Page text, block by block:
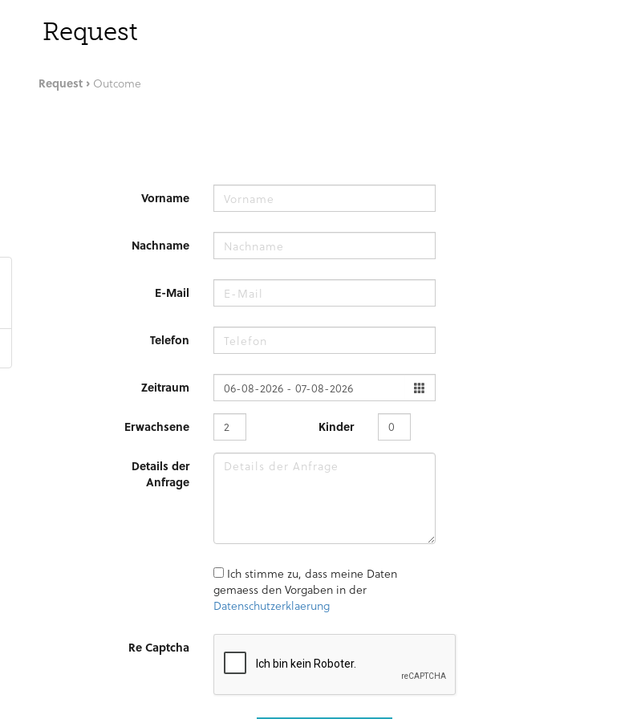
Request
Request Outcome
Vorname
Nachname
E-Mail
Telefon
Zeitraum
Erwachsene Kinder
Details der
Anfrage
Ich stimme zu, dass meine Daten
gemaess den Vorgaben in der
Datenschutzerklaerung
Re Captcha